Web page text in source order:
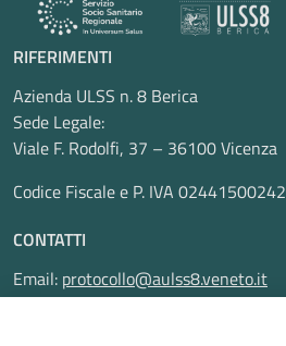
RIFERIMENTI
Azienda ULSS n. 8 Berica
Sede Legale:
Viale F. Rodolfi, 37 – 36100 Vicenza
Codice Fiscale e P. IVA 02441500242
CONTATTI
Email: protocollo@aulss8.veneto.it
Pec:protocollo.aulss8@pecveneto.it